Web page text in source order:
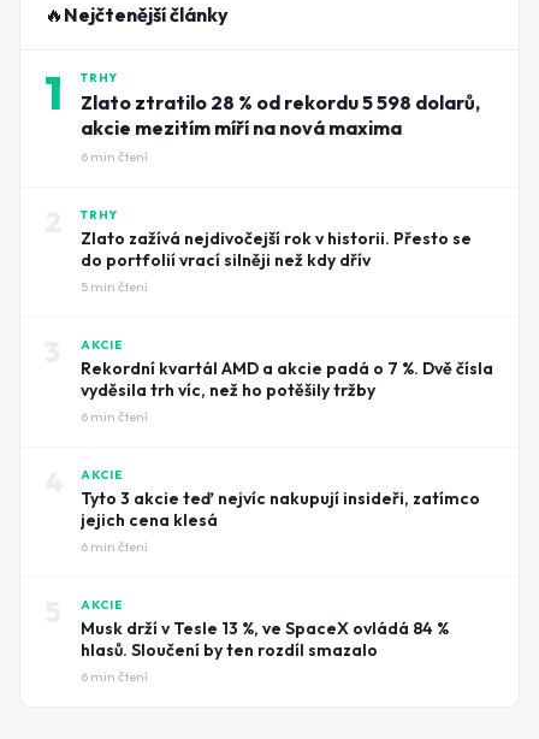
🔥 Nejčtenější články
1 TRHY
Zlato ztratilo 28 % od rekordu 5 598 dolarů,
akcie mezitím míří na nová maxima
6 min čtení
TRHY
Zlato zažívá nejdivočejší rok v historii. Přesto se
do portfolií vrací silněji než kdy dřív
5 min čtení
AKCIE
Rekordní kvartál AMD a akcie padá o 7 %. Dvě čísla
vyděsila trh víc, než ho potěšily tržby
6 min čtení
AKCIE
Tyto 3 akcie teď nejvíc nakupují insideři, zatímco
jejich cena klesá
6 min čtení
AKCIE
Musk drží v Tesle 13 %, ve SpaceX ovládá 84 %
hlasů. Sloučení by ten rozdíl smazalo
6 min čtení